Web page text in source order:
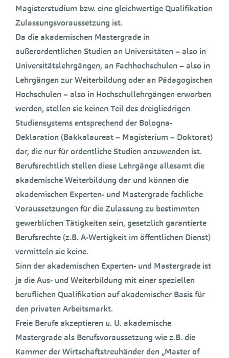
Magisterstudium bzw. eine gleichwertige Qualifikation
Zulassungsvoraussetzung ist.
Da die akademischen Mastergrade in
außerordentlichen Studien an Universitäten – also in
Universitätslehrgängen, an Fachhochschulen – also in
Lehrgängen zur Weiterbildung oder an Pädagogischen
Hochschulen – also in Hochschullehrgängen erworben
werden, stellen sie keinen Teil des dreigliedrigen
Studiensystems entsprechend der Bologna-
Deklaration (Bakkalaureat – Magisterium – Doktorat)
dar, die nur für ordentliche Studien anzuwenden ist.
Berufsrechtlich stellen diese Lehrgänge allesamt die
akademische Weiterbildung dar und können die
akademischen Experten- und Mastergrade fachliche
Voraussetzungen für die Zulassung zu bestimmten
gewerblichen Tätigkeiten sein, gesetzlich garantierte
Berufsrechte (z.B. A-Wertigkeit im öffentlichen Dienst)
vermitteln sie keine.
Sinn der akademischen Experten- und Mastergrade ist
ja die Aus- und Weiterbildung mit einer speziellen
beruflichen Qualifikation auf akademischer Basis für
den privaten Arbeitsmarkt.
Freie Berufe akzeptieren u. U. akademische
Mastergrade als Berufsvoraussetzung wie z.B. die
Kammer der Wirtschaftstreuhänder den „Master of